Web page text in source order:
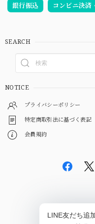
銀行振込 コンビニ決
SEARCH
NOTICE
プライバシーポリシー
特定商取引法に基づく表記
会員規約